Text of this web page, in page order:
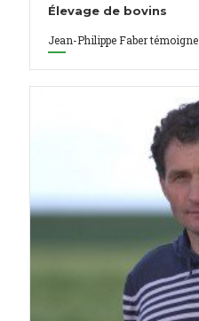
Élevage de bovins
Jean-Philippe Faber témoigne